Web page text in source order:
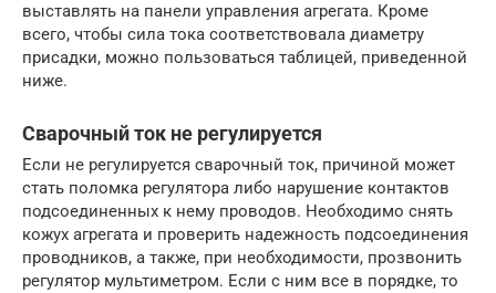
выставлять на панели управления агрегата. Кроме
всего, чтобы сила тока соответствовала диаметру
присадки, можно пользоваться таблицей, приведенной
ниже.
Сварочный ток не регулируется
Если не регулируется сварочный ток, причиной может
стать поломка регулятора либо нарушение контактов
подсоединенных к нему проводов. Необходимо снять
кожух агрегата и проверить надежность подсоединения
проводников, а также, при необходимости, прозвонить
регулятор мультиметром. Если с ним все в порядке, то